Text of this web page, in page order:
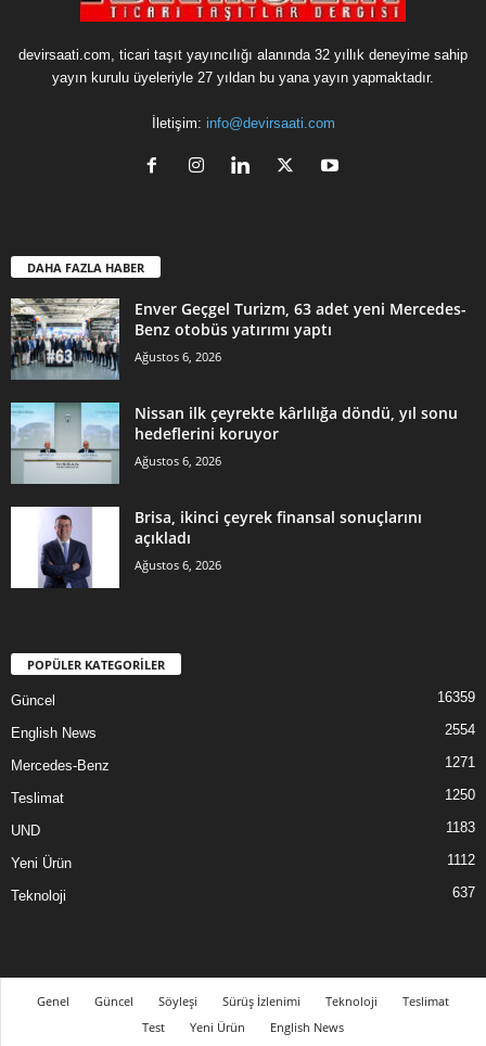
devirsaati.com, ticari taşıt yayıncılığı alanında 32 yıllık deneyime sahip
yayın kurulu üyeleriyle 27 yıldan bu yana yayın yapmaktadır.
İletişim: info@devirsaati.com
DAHA FAZLA HABER
Enver Geçgel Turizm, 63 adet yeni Mercedes-
Benz otobüs yatırımı yaptı
Ağustos 6, 2026
Nissan ilk çeyrekte kârlılığa döndü, yıl sonu
hedeflerini koruyor
Ağustos 6, 2026
Brisa, ikinci çeyrek finansal sonuçlarını
açıkladı
Ağustos 6, 2026
POPÜLER KATEGORİLER
Güncel 16359
English News 2554
Mercedes-Benz 1271
Teslimat 1250
UND 1183
Yeni Ürün 1112
Teknoloji 637
Genel Güncel Söyleşi Sürüş İzlenimi Teknoloji
Teslimat
Test
Yeni Ürün English News